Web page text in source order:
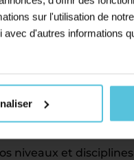
sur l'utilisation de
d'autres informations
en centre, ou
niveaux et disciplines